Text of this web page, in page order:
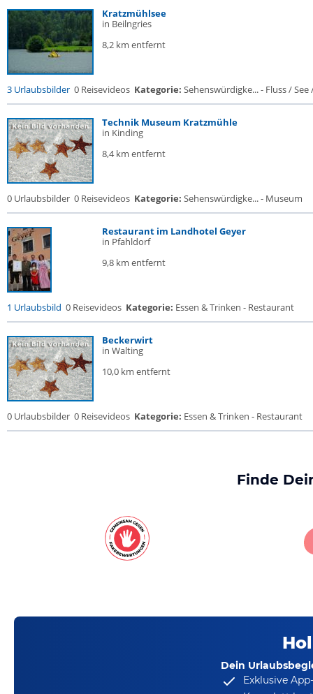
Kratzmühlsee
in Beilngries
8,2 km entfernt
3 Urlaubsbilder 0 Reisevideos Kategorie: Sehenswürdigke... - Fluss / See
Technik Museum Kratzmühle
in Kinding
8,4 km entfernt
0 Urlaubsbilder 0 Reisevideos Kategorie: Sehenswürdigke... - Museum
Restaurant im Landhotel Geyer
in Pfahldorf
9,8 km entfernt
1 Urlaubsbild 0 Reisevideos Kategorie: Essen & Trinken - Restaurant
Beckerwirt
in Walting
10,0 km entfernt
0 Urlaubsbilder 0 Reisevideos Kategorie: Essen & Trinken - Restaurant
Finde
Dein
Exklusive